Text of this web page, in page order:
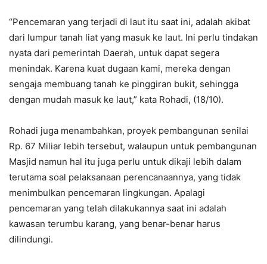
“Pencemaran yang terjadi di laut itu saat ini, adalah akibat
dari lumpur tanah liat yang masuk ke laut. Ini perlu tindakan
nyata dari pemerintah Daerah, untuk dapat segera
menindak. Karena kuat dugaan kami, mereka dengan
sengaja membuang tanah ke pinggiran bukit, sehingga
dengan mudah masuk ke laut,” kata Rohadi, (18/10).
Rohadi juga menambahkan, proyek pembangunan senilai
Rp. 67 Miliar lebih tersebut, walaupun untuk pembangunan
Masjid namun hal itu juga perlu untuk dikaji lebih dalam
terutama soal pelaksanaan perencanaannya, yang tidak
menimbulkan pencemaran lingkungan. Apalagi
pencemaran yang telah dilakukannya saat ini adalah
kawasan terumbu karang, yang benar-benar harus
dilindungi.